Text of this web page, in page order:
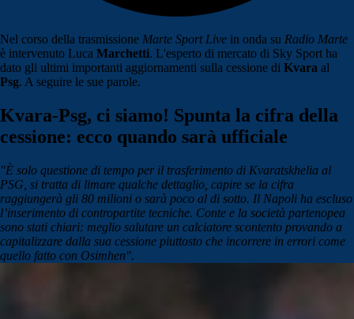
Nel corso della trasmissione Marte Sport Live in onda su Radio Marte
è intervenuto Luca Marchetti. L'esperto di mercato di Sky Sport ha
dato gli ultimi importanti aggiornamenti sulla cessione di Kvara al
Psg. A seguire le sue parole.
Kvara-Psg, ci siamo! Spunta la cifra della
cessione: ecco quando sarà ufficiale
"È solo questione di tempo per il trasferimento di Kvaratskhelia al
PSG, si tratta di limare qualche dettaglio, capire se la cifra
raggiungerà gli 80 milioni o sarà poco al di sotto. Il Napoli ha escluso
l’inserimento di contropartite tecniche. Conte e la società partenopea
sono stati chiari: meglio salutare un calciatore scontento provando a
capitalizzare dalla sua cessione piuttosto che incorrere in errori come
quello fatto con Osimhen".